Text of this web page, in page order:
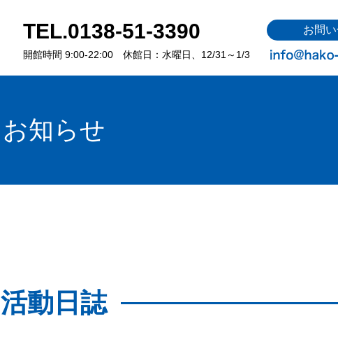
TEL.0138-51-3390
開館時間 9:00-22:00 休館日：水曜日、12/31～1/3
お問
お知らせ
活動日誌